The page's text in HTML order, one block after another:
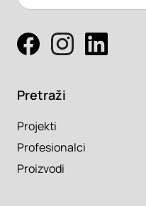
Pretraži
Projekti
Profesionalci
Proizvodi